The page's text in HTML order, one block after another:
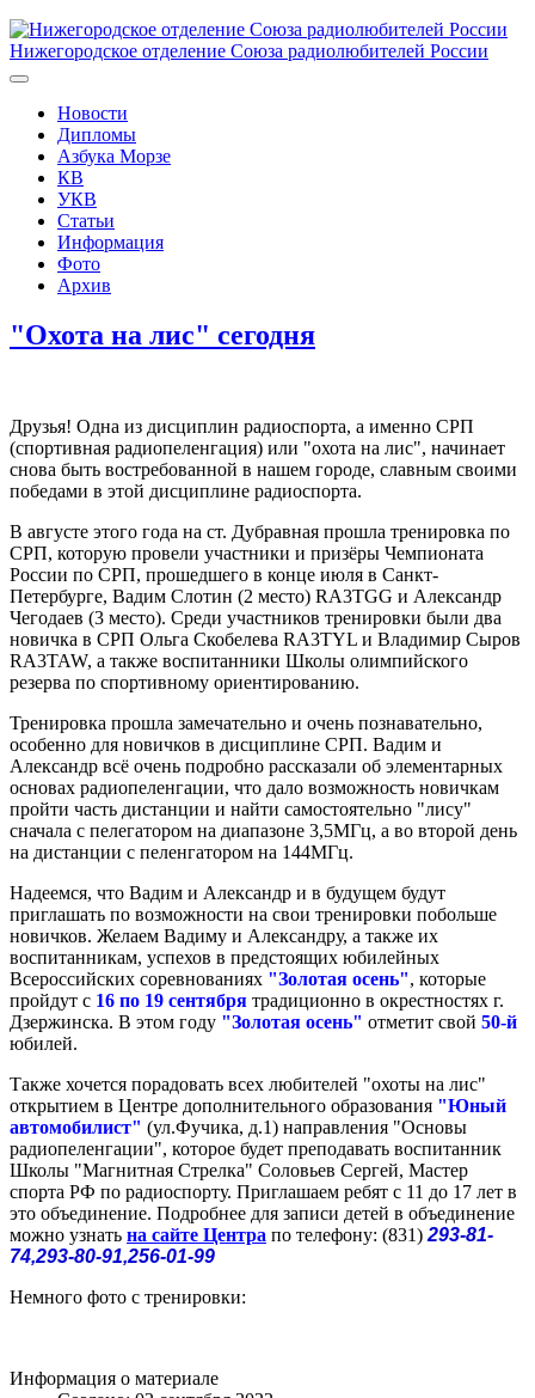
Нижегородское отделение Союза радиолюбителей России
Новости
Дипломы
Азбука Морзе
КВ
УКВ
Статьи
Информация
Фото
Архив
"Охота на лис" сегодня
Друзья! Одна из дисциплин радиоспорта, а именно СРП
(спортивная радиопеленгация) или "охота на лис", начинает
снова быть востребованной в нашем городе, славным своими
победами в этой дисциплине радиоспорта.
В августе этого года на ст. Дубравная прошла тренировка по
СРП, которую провели участники и призёры Чемпионата
России по СРП, прошедшего в конце июля в Санкт-
Петербурге, Вадим Слотин (2 место) RA3TGG и Александр
Чегодаев (3 место). Среди участников тренировки были два
новичка в СРП Ольга Скобелева RA3TYL и Владимир Сыров
RA3TAW, а также воспитанники Школы олимпийского
резерва по спортивному ориентированию.
Тренировка прошла замечательно и очень познавательно,
особенно для новичков в дисциплине СРП. Вадим и
Александр всё очень подробно рассказали об элементарных
основах радиопеленгации, что дало возможность новичкам
пройти часть дистанции и найти самостоятельно "лису"
сначала с пелегатором на диапазоне 3,5МГц, а во второй день
на дистанции с пеленгатором на 144МГц.
Надеемся, что Вадим и Александр и в будущем будут
приглашать по возможности на свои тренировки побольше
новичков. Желаем Вадиму и Александру, а также их
воспитанникам, успехов в предстоящих юбилейных
Всероссийских соревнованиях "Золотая осень", которые
пройдут с 16 по 19 сентября традиционно в окрестностях г.
Дзержинска. В этом году "Золотая осень" отметит свой 50-й
юбилей.
Также хочется порадовать всех любителей "охоты на лис"
открытием в Центре дополнительного образования "Юный
автомобилист" (ул.Фучика, д.1) направления "Основы
радиопеленгации", которое будет преподавать воспитанник
Школы "Магнитная Стрелка" Соловьев Сергей, Мастер
спорта РФ по радиоспорту. Приглашаем ребят с 11 до 17 лет в
это объединение. Подробнее для записи детей в объединение
можно узнать на сайте Центра по телефону: (831) 293-81-
74,293-80-91,256-01-99
Немного фото с тренировки:
Информация о материале